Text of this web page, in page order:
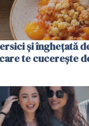
și înghețată
te cucerește